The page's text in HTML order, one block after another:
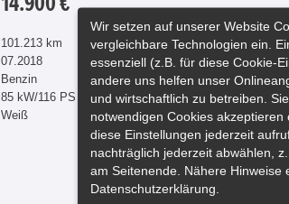
101.213 km
07.2018
Benzin
85 kW/116 PS
Weiß
Schaltgetriebe
4 Türen
Wir setzen auf unserer Website
vergleichbare Technologien ein.
essenziell (z.B. für diese Cookie-
andere uns helfen unser
und wirtschaftlich zu betreiben.
notwendigen Cookies
diese Einstellungen jederzeit
nachträglich jederzeit abwählen,
am Seitenende. Nähere Hinweise
Datenschutzerklärung.